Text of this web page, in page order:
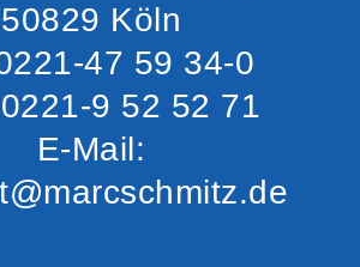
50829 Köln
47 59 34-0
9 52 52 71
E-Mail: